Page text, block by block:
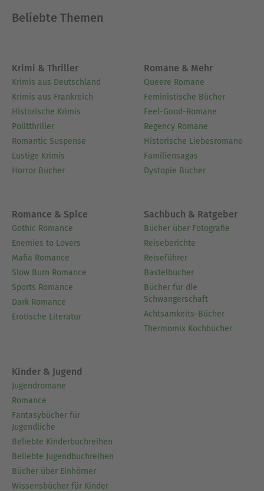
Beliebte Themen
Krimi & Thriller
Krimis aus Deutschland
Krimis aus Frankreich
Historische Krimis
Politthriller
Romantic Suspense
Lustige Krimis
Horror Bücher
Romane & Mehr
Queere Romane
Feministische Bücher
Feel-Good-Romane
Regency Romane
Historische Liebesromane
Familiensagas
Dystopie Bücher
Romance & Spice
Gothic Romance
Enemies to Lovers
Mafia Romance
Slow Burn Romance
Sports Romance
Dark Romance
Erotische Literatur
Sachbuch & Ratgeber
Bücher über Fotografie
Reiseberichte
Reiseführer
Bastelbücher
Bücher für die
Schwangerschaft
Achtsamkeits-Bücher
Thermomix Kochbücher
Kinder & Jugend
Jugendromane
Romance
Fantasybücher für
Jugendliche
Beliebte Kinderbuchreihen
Beliebte Jugendbuchreihen
Bücher über Einhörner
Wissensbücher für Kinder